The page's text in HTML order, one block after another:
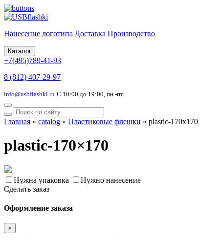
Нанесение логотипа Доставка Производство
Каталог
+7(495)789-41-93
8 (812) 407-29-97
info@usbflashki.ru С 10:00 до 19:00, пн.-пт.
Главная » catalog » Пластиковые флешки » plastic-170x170
plastic-170×170
Нужна упаковка
Нужно нанесение
Сделать заказ
Оформление заказа
×